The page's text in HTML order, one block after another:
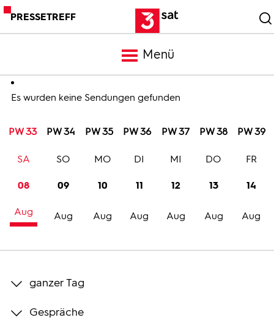
PRESSETREFF
Menü
Meldungen
Programm
Trailer
Bilder
Es wurden keine Sendungen gefunden
PW 33 PW 34 PW 35 PW 36 PW 37 PW 38 PW 39
08
Aug
SA
09
Aug
SO
10
Aug
MO
11
Aug
DI
12
Aug
MI
13
Aug
DO
14
Aug
FR
ganzer Tag
Gespräche